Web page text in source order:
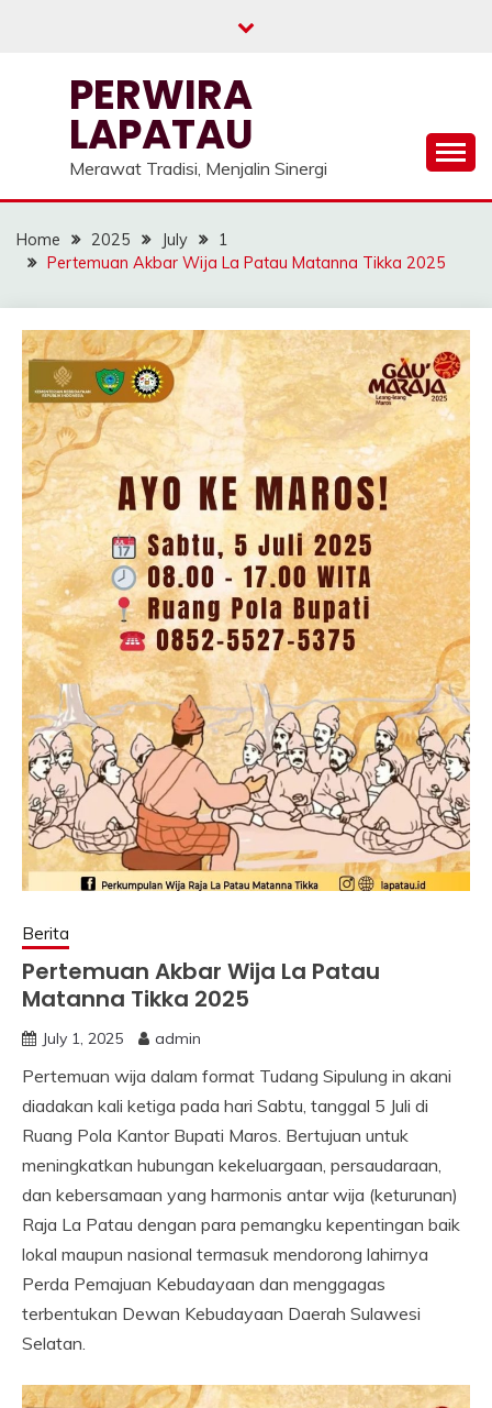
PERWIRA
LAPATAU
Merawat Tradisi, Menjalin Sinergi
Home 2025 July
1
Pertemuan Akbar Wija La Patau Matanna Tikka 2025
Berita
Pertemuan Akbar Wija La Patau
Matanna Tikka 2025
July 1, 2025 admin
Pertemuan wija dalam format Tudang Sipulung in akani
diadakan kali ketiga pada hari Sabtu, tanggal 5 Juli di
Ruang Pola Kantor Bupati Maros. Bertujuan untuk
meningkatkan hubungan kekeluargaan, persaudaraan,
dan kebersamaan yang harmonis antar wija (keturunan)
Raja La Patau dengan para pemangku kepentingan baik
lokal maupun nasional termasuk mendorong lahirnya
Perda Pemajuan Kebudayaan dan menggagas
terbentukan Dewan Kebudayaan Daerah Sulawesi
Selatan.